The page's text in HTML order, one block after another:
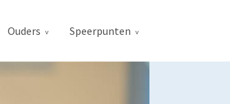
Ouders Speerpunten